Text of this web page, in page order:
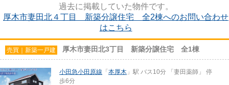
過去に掲載していた物件です。
厚木市妻田北４丁目 新築分譲住宅 全2棟へのお問い合わせ
はこちら
売買｜新築一戸建 厚木市妻田北3丁目 新築分譲住宅 全1棟
小田急小田原線 「 本厚木 」駅 バス10分 「妻田薬師」 停
歩6分